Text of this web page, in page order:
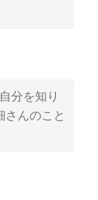
分を知り
さんのこと